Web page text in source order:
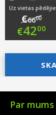
Uz vietas pēdējie
€6600
€4200
is:
Par mums